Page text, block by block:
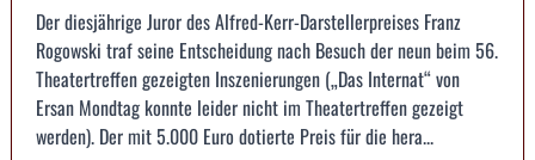
Der diesjährige Juror des Alfred-Kerr-Darstellerpreises Franz
Rogowski traf seine Entscheidung nach Besuch der neun beim 56.
Theatertreffen gezeigten Inszenierungen („Das Internat“ von
Ersan Mondtag konnte leider nicht im Theatertreffen gezeigt
werden). Der mit 5.000 Euro dotierte Preis für die hera...